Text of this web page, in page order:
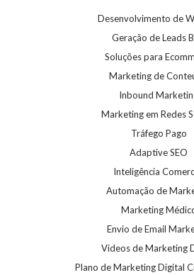
Desenvolvimento de
Geração de Leads
Soluções para
Marketing de
Inbound
Marketing em Redes
Tráfego Pago
Adaptive SEO
Inteligência
Automação de
Marketing
Envio de Email
Videos de Marketing
Plano de Marketing Digital